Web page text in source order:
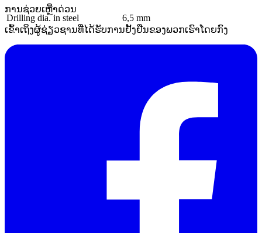
Drilling dia. in steel 6,5 mm
ການຊ່ວຍເຫຼືໍາດ່ວນ
ເຂົ້າເຖິງຜູ້ຊ່ຽວຊານທີ່ໄດ້ຮັບການຢັ້ງຢືນຂອງພວກເຮົາໂດຍກົງ